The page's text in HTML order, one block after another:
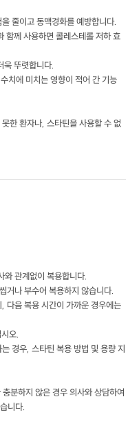
줄이고 동맥경화를 예방합니다.
함께 사용하면 콜레스테롤 저하 효
뚜렷합니다.
치에 미치는 영향이 적어 간 기능
한 환자나, 스타틴을 사용할 수 없
와 관계없이 복용합니다.
거나 부수어 복용하지 않습니다.
다음 복용 시간이 가까운 경우에는
오.
경우, 스타틴 복용 방법 및 용량 지
분하지 않은 경우 의사와 상담하여
니다.